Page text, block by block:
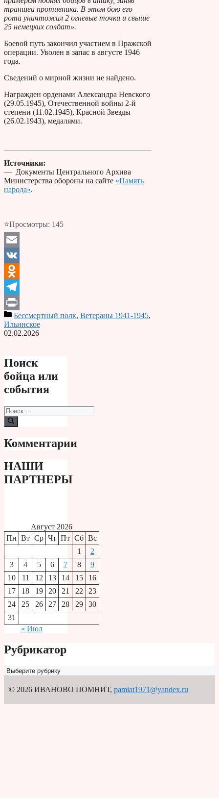
траншеи противника. В этом бою его
рота уничтожил 2 огневые точки и свыше
25 немецких солдат».
Боевой путь закончил участием в Пражской
операции. Уволен в запас в августе 1946
года.
Сведений о мирной жизни не найдено.
Награжден орденами Александра Невского
(29.05.1945), Отечественной войны 2-й
степени (11.02.1945), Красной Звезды
(26.02.1943), медалями.
Источники:
— Документы Центрального Архива
Министерства обороны на сайте «Память
народа».
⭐Просмотры: 145
Email
VK
Odnoklassniki
Telegram
PrintБессмертный полк, Ветераны 1941-1945,
Ильинское
02.02.2026
Поиск
бойца или
события
Поиск:
Комментарии
НАШИ
ПАРТНЕРЫ
Август 2026
Пн Вт Ср Чт Пт Сб Вс
1
2
3
4 5 6 7 8
9
10
11 12 13 14 15
16
17
18 19 20 21 22
23
24
25 26 27 28 29
30
31
« Июл
Рубрикатор
Рубрикатор
© 2026 ИВАНОВО ПОМНИТ, pamiat1971@yandex.ru